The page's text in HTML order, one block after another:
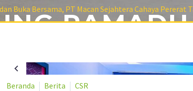
Buka Bersama, PT Macan Sejahtera Cahaya
Beranda Berita CSR